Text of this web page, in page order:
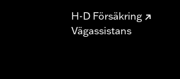
H-D Försäkring
Vägassistans